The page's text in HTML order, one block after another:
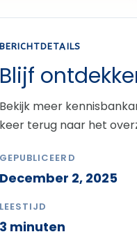
BERICHTDETAILS
Blijf
Bekijk meer
keer terug naar het
GEPUBLICEERD
December 2, 2025
LEESTIJD
3 minuten